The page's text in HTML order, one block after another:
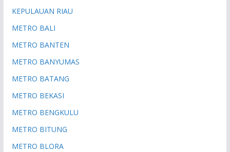
KEPULAUAN RIAU
METRO BALI
METRO BANTEN
METRO BANYUMAS
METRO BATANG
METRO BEKASI
METRO BENGKULU
METRO BITUNG
METRO BLORA